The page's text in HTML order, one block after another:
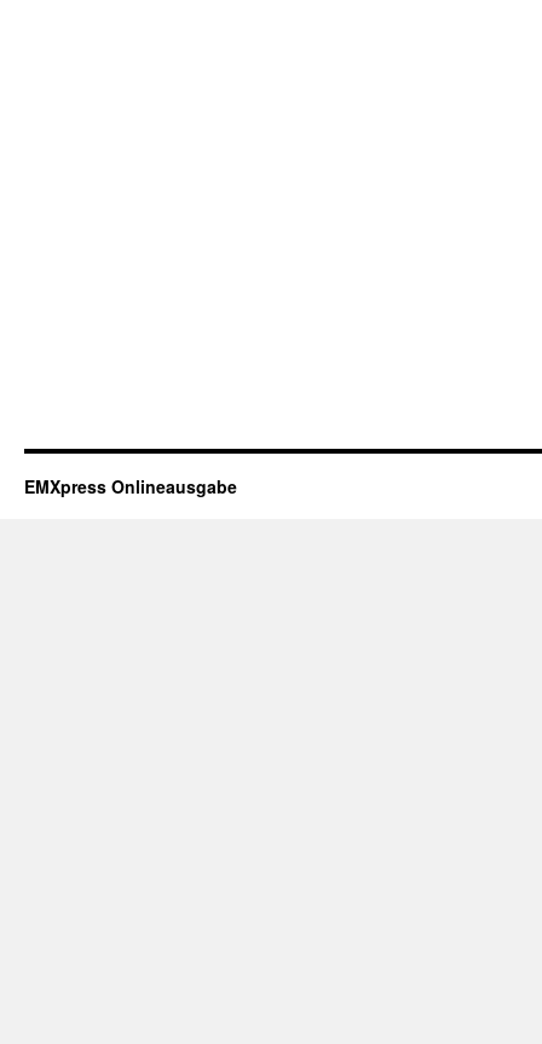
EMXpress Onlineausgabe